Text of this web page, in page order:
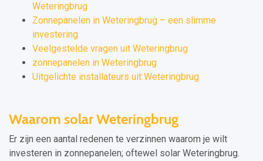
Weteringbrug
Zonnepanelen in Weteringbrug – een slimme
investering
Veelgestelde vragen uit Weteringbrug
zonnepanelen in Weteringbrug
Uitgelichte installateurs uit Weteringbrug
Waarom solar Weteringbrug
Er zijn een aantal redenen te verzinnen waarom je wilt
investeren in zonnepanelen; oftewel solar Weteringbrug.